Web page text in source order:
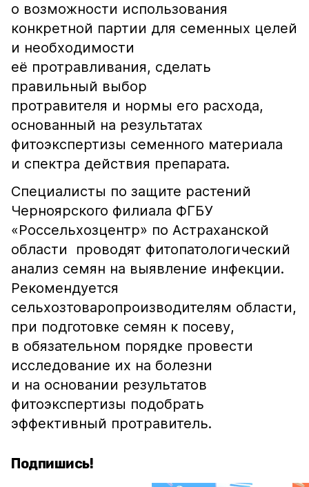
о возможности использования
конкретной партии для семенных целей
и необходимости
её протравливания, сделать
правильный выбор
протравителя и нормы его расхода,
основанный на результатах
фитоэкспертизы семенного материала
и спектра действия препарата.
Специалисты по защите растений
Черноярского филиала ФГБУ
«Россельхозцентр» по Астраханской
области проводят фитопатологический
анализ семян на выявление инфекции.
Рекомендуется
сельхозтоваропроизводителям области,
при подготовке семян к посеву,
в обязательном порядке провести
исследование их на болезни
и на основании результатов
фитоэкспертизы подобрать
эффективный протравитель.
Подпишись!